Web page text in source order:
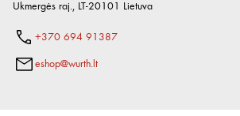
Ukmergės raj., LT-20101 Lietuva
+370 694 91387
eshop@wurth.lt